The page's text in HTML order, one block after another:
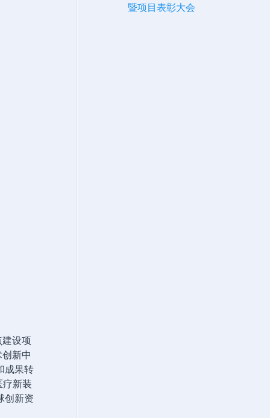
设项
新中
成果转
新装
创新资
暨项目表彰大会